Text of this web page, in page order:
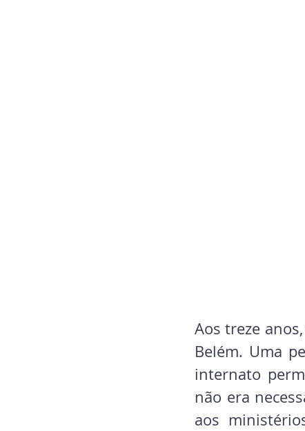
Aos treze
Belém. Uma
internato
não era
aos